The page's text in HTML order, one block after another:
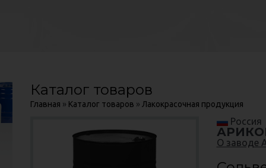
Каталог товаров
Главная » Каталог товаров » Лакокрасочная продукция
Россия
О заводе